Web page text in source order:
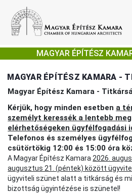
MAGYAR ÉPÍTÉSZ
MAGYAR ÉPÍTÉSZ KAMARA -
Magyar Építész Kamara -
Kérjük, hogy minden esetben a
személyt keressék a lentebb
elérhetőségeken ügyfélfogadási
Telefonos és személyes
csütörtökig 12:00 és 15:00 óra
A Magyar Építész Kamara 2026.
augusztus 21. (péntek) között
ügyviteli szünet alatt a titkárság és
bizottság ügyintézése is szünetel!